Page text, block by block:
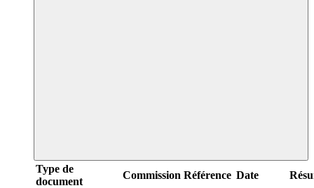
Type de
document
Commission Référence Date